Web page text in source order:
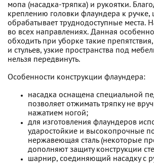
мопа (насадка-тряпка) и рукоятки.
креплению головки флаундера к ручке,
обрабатывает труднодоступные места.
во всех направлениях. Данная
обходить при уборке такие
и стульев, узкие пространства под
нельзя передвинуть.
Особенности конструкции флаундера:
насадка оснащена специальной
позволяет отжимать тряпку не
нажатием ногой;
для изготовления флаундеров
ударостойкие и высокопрочные
нержавеющая сталь (некоторые
дополняют защиту конструкции
шарнир, соединяющий насадку с